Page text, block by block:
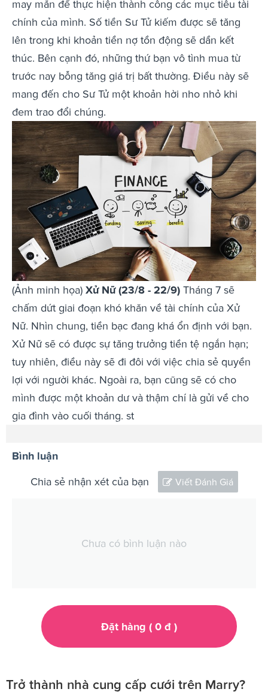
may mắn để thực hiện thành công các mục tiêu tài
chính của mình. Số tiền Sư Tử kiếm được sẽ tăng
lên trong khi khoản tiền nợ tồn động sẽ dần kết
thúc. Bên cạnh đó, những thứ bạn vô tình mua từ
trước nay bỗng tăng giá trị bất thường. Điều này sẽ
mang đến cho Sư Tử một khoản hời nho nhỏ khi
đem trao đổi chúng.
(Ảnh minh họa) Xử Nữ (23/8 - 22/9) Tháng 7 sẽ
chấm dứt giai đoạn khó khăn về tài chính của Xử
Nữ. Nhìn chung, tiền bạc đang khá ổn định với bạn.
Xử Nữ sẽ có được sự tăng trưởng tiền tệ ngắn hạn;
tuy nhiên, điều này sẽ đi đôi với việc chia sẻ quyền
lợi với người khác. Ngoài ra, bạn cũng sẽ có cho
mình được một khoản dư và thậm chí là gửi về cho
gia đình vào cuối tháng. st
Bình luận
Chia sẻ nhận xét của bạn Viết Đánh Giá
Chưa có bình luận nào
Đặt hàng ( 0đ )
Trở thành nhà cung cấp cưới trên Marry?